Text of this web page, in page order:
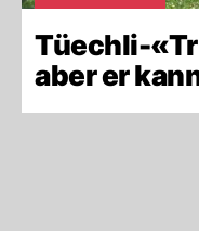
Tüechli-
aber er